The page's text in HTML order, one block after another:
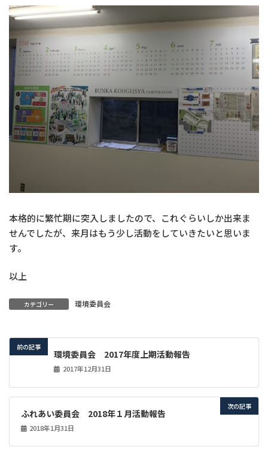
本格的に繁忙期に突入しましたので、これぐらいしか出来ま
せんでしたが、来月はもう少し活動をしていきたいと思いま
す。
以上
カテゴリー 環境委員会
前の記事
環境委員会 2017年度上期活動報告
2017年12月31日
次の記事
ふれあい委員会 2018年１月活動報告
2018年1月31日